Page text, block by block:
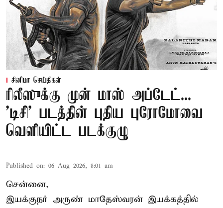
சினிமா செய்திகள்
ரிலீஸுக்கு முன் மாஸ் அப்டேட்...
'டிசி' படத்தின் புதிய புரோமோவை
வெளியிட்ட படக்குழு
Published on: 06 Aug 2026, 8:01 am
சென்னை,
இயக்குநர் அருண் மாதேஸ்வரன் இயக்கத்தில்